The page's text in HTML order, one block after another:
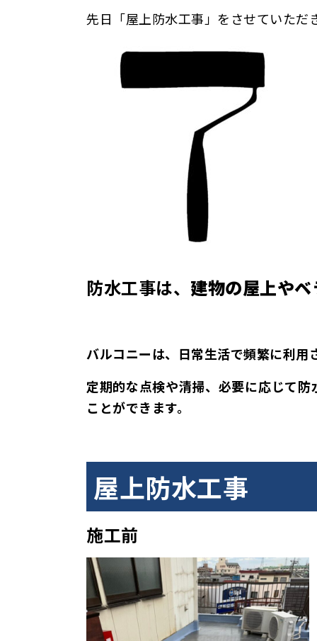
先日「屋上防水工事」をさせていただ
防水工事は、 建物の屋上や
バルコニーは、日常生活で頻繁に利
定期的な点検や清掃、必要に応じて
ことができます。
屋上防水工事
施工前